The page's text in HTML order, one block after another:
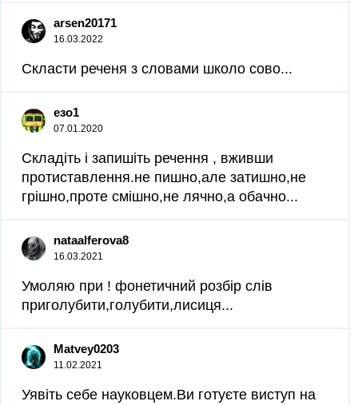
arsen20171
16.03.2022
Скласти реченя з словами школо сово...
езо1
07.01.2020
Складіть і запишіть речення , вживши
протиставлення.не пишно,але затишно,не
грішно,проте смішно,не лячно,а обачно...
nataalferova8
16.03.2021
Умоляю при ! фонетичний розбір слів
приголубити,голубити,лисиця...
Matvey0203
11.02.2021
Уявіть себе науковцем.Ви готуєте виступ на